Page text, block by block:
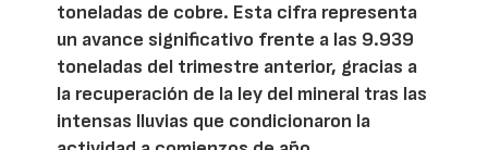
toneladas de cobre. Esta cifra representa
un avance significativo frente a las 9.939
toneladas del trimestre anterior, gracias a
la recuperación de la ley del mineral tras las
intensas lluvias que condicionaron la